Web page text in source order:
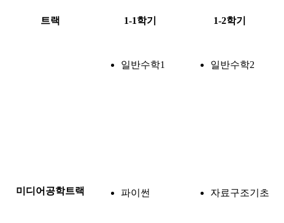
트랙
1-1학기 1-2학기
미디어공학트랙
일반수학1 일반수학2
파이썬 자료구조기초